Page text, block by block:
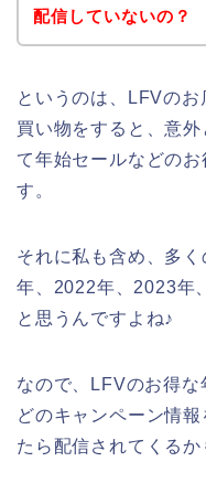
配信していないの？
というのは、LFVの
買い物をすると、意
て年始セールなどの
す。
それに私も含め、多
年、2022年、2023年
と思うんですよね♪
なので、LFVのお得
どのキャンペーン情
たら配信されてくるか